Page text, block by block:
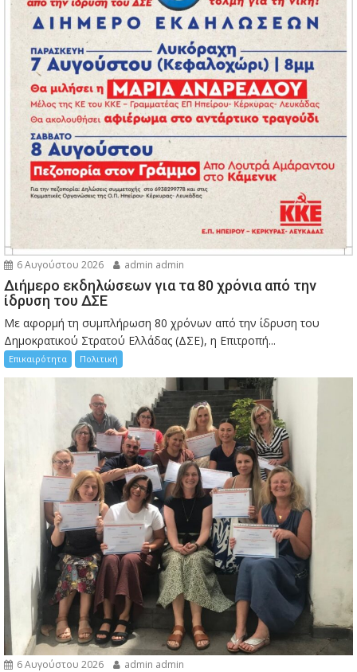
6 Αυγούστου 2026 admin admin
Διήμερο εκδηλώσεων για τα 80 χρόνια από την
ίδρυση του ΔΣΕ
Με αφορμή τη συμπλήρωση 80 χρόνων από την ίδρυση του
Δημοκρατικού Στρατού Ελλάδας (ΔΣΕ), η Επιτροπή...
Επικαιρότητα Πολιτική
6 Αυγούστου 2026 admin admin